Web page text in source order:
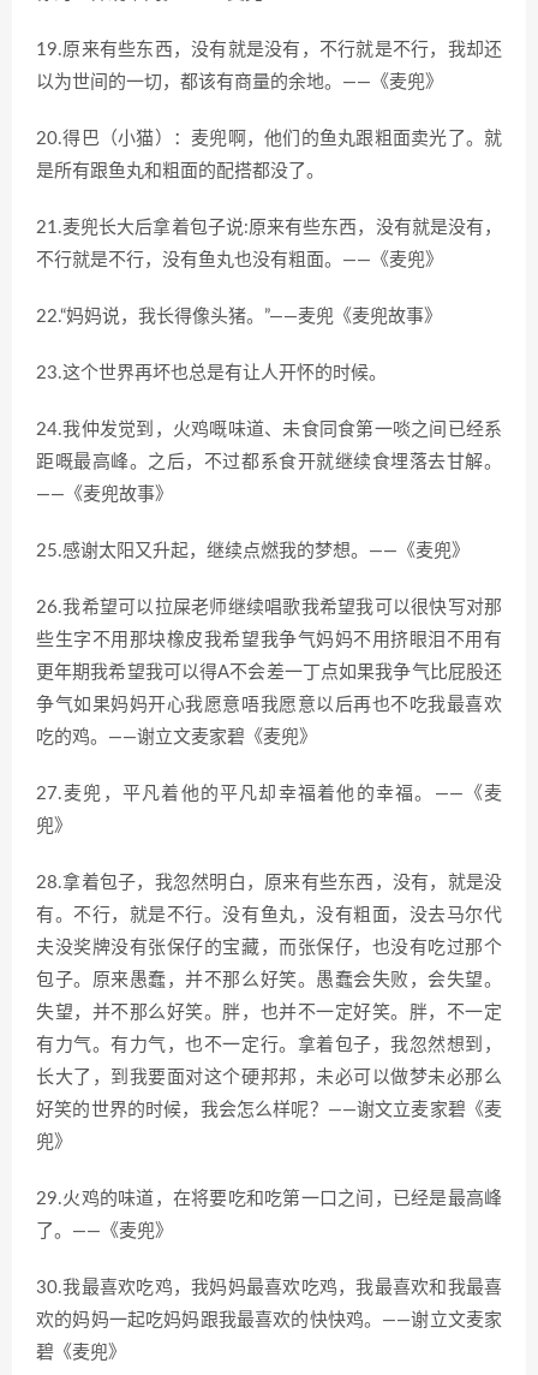
19.原来有些东西，没有就是没有，不行就是不行，我却还
以为世间的一切，都该有商量的余地。——《麦兜》
20.得巴（小猫）：麦兜啊，他们的鱼丸跟粗面卖光了。就
是所有跟鱼丸和粗面的配搭都没了。
21.麦兜长大后拿着包子说:原来有些东西，没有就是没有，
不行就是不行，没有鱼丸也没有粗面。——《麦兜》
22.“妈妈说，我长得像头猪。”——麦兜《麦兜故事》
23.这个世界再坏也总是有让人开怀的时候。
24.我仲发觉到，火鸡嘅味道、未食同食第一啖之间已经系
距嘅最高峰。之后，不过都系食开就继续食埋落去甘解。
——《麦兜故事》
25.感谢太阳又升起，继续点燃我的梦想。——《麦兜》
26.我希望可以拉屎老师继续唱歌我希望我可以很快写对那
些生字不用那块橡皮我希望我争气妈妈不用挤眼泪不用有
更年期我希望我可以得A不会差一丁点如果我争气比屁股还
争气如果妈妈开心我愿意唔我愿意以后再也不吃我最喜欢
吃的鸡。——谢立文麦家碧《麦兜》
27.麦兜，平凡着他的平凡却幸福着他的幸福。——《麦
兜》
28.拿着包子，我忽然明白，原来有些东西，没有，就是没
有。不行，就是不行。没有鱼丸，没有粗面，没去马尔代
夫没奖牌没有张保仔的宝藏，而张保仔，也没有吃过那个
包子。原来愚蠢，并不那么好笑。愚蠢会失败，会失望。
失望，并不那么好笑。胖，也并不一定好笑。胖，不一定
有力气。有力气，也不一定行。拿着包子，我忽然想到，
长大了，到我要面对这个硬邦邦，未必可以做梦未必那么
好笑的世界的时候，我会怎么样呢？——谢文立麦家碧《麦
兜》
29.火鸡的味道，在将要吃和吃第一口之间，已经是最高峰
了。——《麦兜》
30.我最喜欢吃鸡，我妈妈最喜欢吃鸡，我最喜欢和我最喜
欢的妈妈一起吃妈妈跟我最喜欢的快快鸡。——谢立文麦家
碧《麦兜》